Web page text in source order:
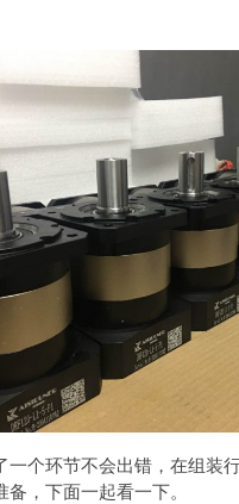
一个环节不会出错，在组装
，下面一起看一下。